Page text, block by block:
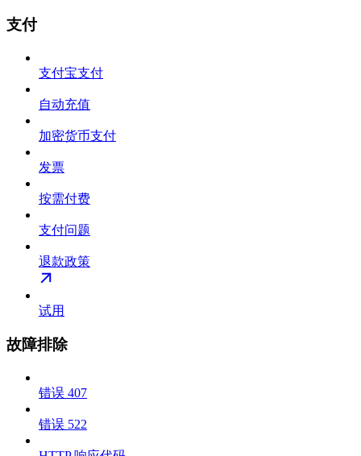
支付
支付宝支付
自动充值
加密货币支付
发票
按需付费
支付问题
退款政策
试用
故障排除
错误 407
错误 522